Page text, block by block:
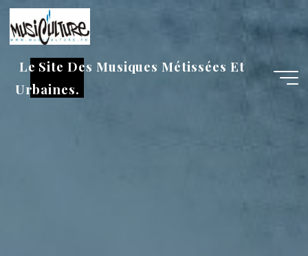
Aller
au
contenu
Le Site Des Musiques Métissées Et
Urbaines.